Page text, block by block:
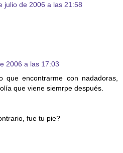
julio de 2006 a las 21:58
2006 a las 17:03
que encontrarme con nadadoras,
que viene siemrpe después.
fue tu pie?